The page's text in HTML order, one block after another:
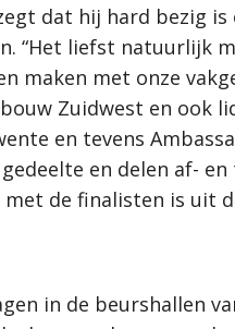
dat hij hard bezig
“Het liefst natuurlijk
maken met onze
Zuidwest en ook
en tevens
en delen af-
de finalisten is uit
in de beurshallen